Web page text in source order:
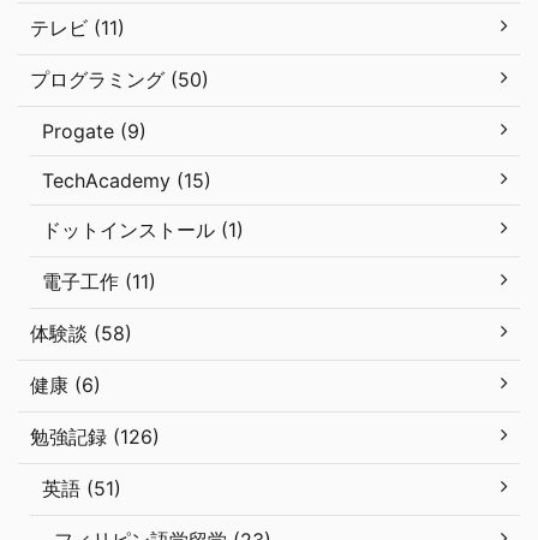
テレビ (11)
プログラミング (50)
Progate (9)
TechAcademy (15)
ドットインストール (1)
電子工作 (11)
体験談 (58)
健康 (6)
勉強記録 (126)
英語 (51)